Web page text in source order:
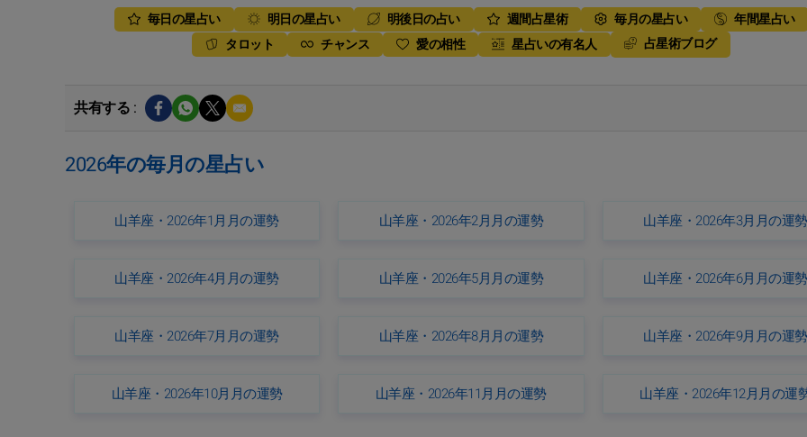
毎日の星占い 明日の星占い 明後日の占い 週間占星術 毎月の星占い
年間星占い
タロット
チャンス 愛の相性 星占いの有名人 占星術ブログ
共有する :
2026年の毎月の星占い
山羊座・2026年1月月の運勢 山羊座・2026年2月月の運勢 山羊座・2026年3月月の運勢
山羊座・2026年4月月の運勢 山羊座・2026年5月月の運勢 山羊座・2026年6月月の運勢
山羊座・2026年7月月の運勢 山羊座・2026年8月月の運勢 山羊座・2026年9月月の運勢
山羊座・2026年10月月の運勢 山羊座・2026年11月月の運勢 山羊座・2026年12月月の運